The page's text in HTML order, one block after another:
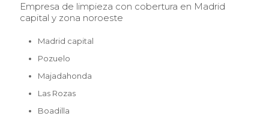
Empresa de limpieza con cobertura en Madrid
capital y zona noroeste
Madrid capital
Pozuelo
Majadahonda
Las Rozas
Boadilla